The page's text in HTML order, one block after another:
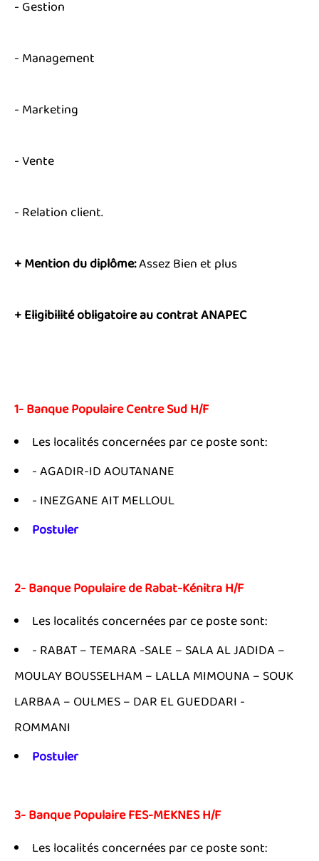
- Gestion
- Management
- Marketing
- Vente
- Relation client.
+ Mention du diplôme:Assez Bien et plus
+ Eligibilité obligatoire au contrat ANAPEC
1- Banque Populaire Centre Sud H/F
Les localités concernées par ce poste sont:
- AGADIR-ID AOUTANANE
- INEZGANE AIT MELLOUL
Postuler
2- Banque Populaire de Rabat-Kénitra H/F
Les localités concernées par ce poste sont:
- RABAT – TEMARA -SALE – SALA AL JADIDA –
MOULAY BOUSSELHAM – LALLA MIMOUNA – SOUK
LARBAA – OULMES – DAR EL GUEDDARI -
ROMMANI
Postuler
3- Banque Populaire FES-MEKNES H/F
Les localités concernées par ce poste sont: